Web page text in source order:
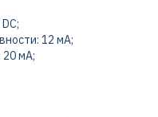
12 мА;
20 мА;